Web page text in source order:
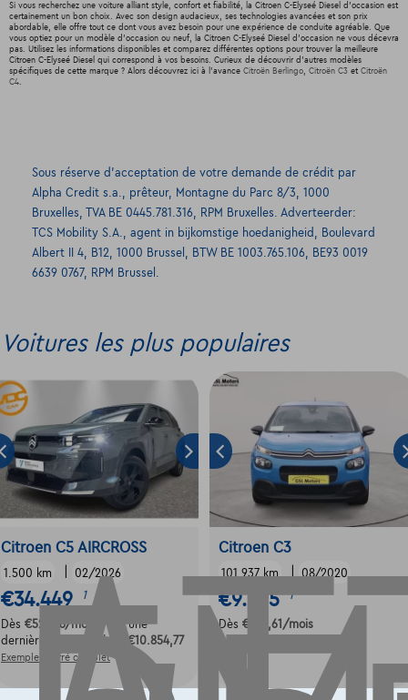
Si vous recherchez une voiture alliant style, confort et fiabilité, la Citroen C-Elyseé Diesel d'occasion est
certainement un bon choix. Avec son design audacieux, ses technologies avancées et son prix
abordable, elle offre tout ce dont vous avez besoin pour une expérience de conduite agréable. Que
vous optiez pour un modèle d'occasion ou neuf, la Citroen C-Elyseé Diesel d'occasion ne vous décevra
pas. Utilisez les informations disponibles et comparez différentes options pour trouver la meilleure
Citroen C-Elyseé Diesel qui correspond à vos besoins. Curieux de découvrir d'autres modèles
spécifiques de cette marque ? Alors découvrez ici à l'avance Citroën Berlingo, Citroën C3et Citroën
C4.
Sous réserve d’acceptation de votre demande de crédit par
Alpha Credit s.a., prêteur, Montagne du Parc 8/3, 1000
Bruxelles, TVA BE 0445.781.316, RPM Bruxelles. Adverteerder:
TCS Mobility S.A., agent in bijkomstige hoedanigheid, Boulevard
Albert II 4, B12, 1000 Brussel, BTW BE 1003.765.106, BE93 0019
6639 0767, RPM Brussel.
Voitures les plus populaires
Citroen C5 AIRCROSS
1.500 km 02/2026
€34.449 1
Dès €520,16/mois
avec une
dernière mensualité de
€10.854,77
Exemple chiffré complet
Citroen C3
101.937 km 08/2020
€9.995 1
Dès €239,61 /mois
Exemple chiffré complet